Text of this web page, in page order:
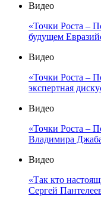
Видео
«Точки Роста –
будущем
Видео
«Точки Роста –
экспертная
Видео
«Точки Роста –
Владимира
Видео
«Так кто
Сергей